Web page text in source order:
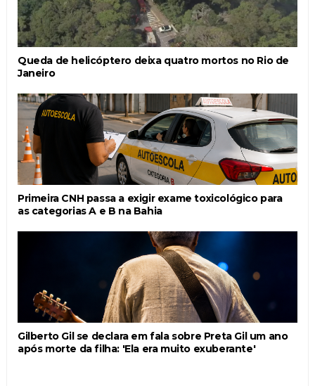
Queda de helicóptero deixa quatro mortos no Rio de
Janeiro
Primeira CNH passa a exigir exame toxicológico para
as categorias A e B na Bahia
Gilberto Gil se declara em fala sobre Preta Gil um ano
após morte da filha: 'Ela era muito exuberante'